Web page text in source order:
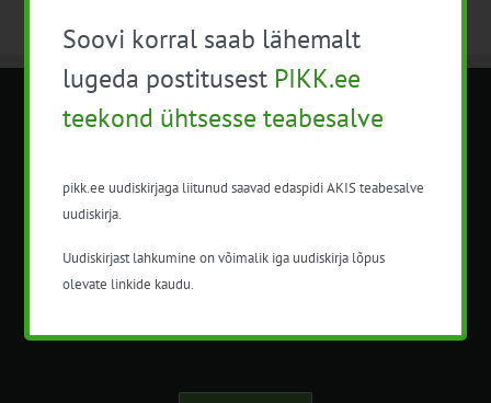
METK NÕUANDETEENISTUS
Nõuandeteenistuse nimetuse alt
korraldatalse põllu- ja maamajanduslikke
Soovi korral saab lähemalt
lugeda postitusest PIKK.ee
teekond ühtsesse teabesalve
pikk.ee uudiskirjaga liitunud saavad edaspidi AKIS teabesalve
uudiskirja.
Uudiskirjast lahkumine on võimalik iga uudiskirja lõpus
olevate linkide kaudu.